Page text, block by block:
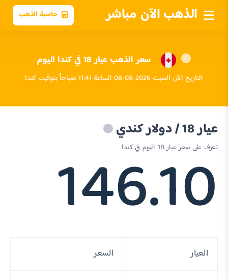
الذهب الآن مباشر حاسبة الذهب
سعر الذهب عيار 18 في كندا اليوم
التاريخ الآن السبت 2026-08-08 الساعة 11:41 صباحاً بتوقيت كندا
عيار 18 / دولار كندي
تعرف على سعر عيار 18 اليوم في كندا
146.10
العيار السعر